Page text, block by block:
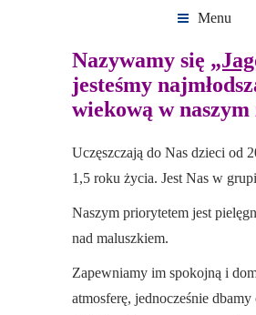
Menu
Nazywamy się
jesteśmy
wiekową w naszym
Uczęszczają do Nas dzieci od
1,5 roku życia. Jest Nas w
Naszym priorytetem jest
nad maluszkiem.
Zapewniamy im spokojną i
atmosferę, jednocześnie